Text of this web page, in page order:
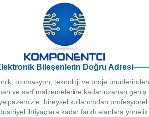
Bileşenlerin Doğru Adresi
otomasyon, teknoloji ve proje ürünlerinden
ve sarf malzemelerine kadar uzanan geniş
bireysel kullanımdan profesyonel
ihtiyaçlara kadar farklı alanlara yönelik